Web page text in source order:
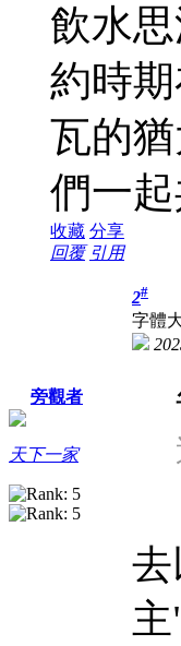
飲水
約時
瓦的
們一
收藏 分享
回覆 引用
旁觀者
天下一家
2#
字體
去